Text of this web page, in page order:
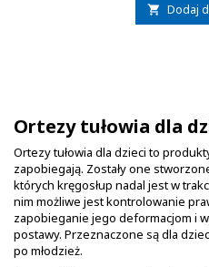
 Dodaj
Ortezy tułowia dla
Ortezy tułowia dla dzieci to
zapobiegają. Zostały one
których kręgosłup nadal jest w
nim możliwe jest kontrolowanie
zapobieganie jego deformacjom i
postawy. Przeznaczone są dla
po młodzież.